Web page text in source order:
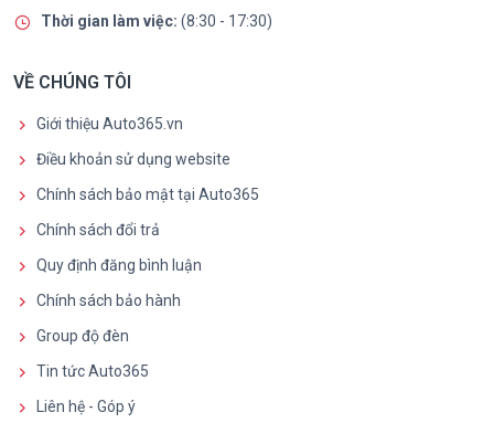
Thời gian làm việc: (8:30 - 17:30)
VỀ CHÚNG TÔI
Giới thiệu Auto365.vn
Điều khoản sử dụng website
Chính sách bảo mật tại Auto365
Chính sách đổi trả
Quy định đăng bình luận
Chính sách bảo hành
Group độ đèn
Tin tức Auto365
Liên hệ - Góp ý